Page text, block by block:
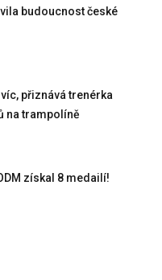
budoucnost české
přiznává trenérka
na trampolíně
získal 8 medailí!